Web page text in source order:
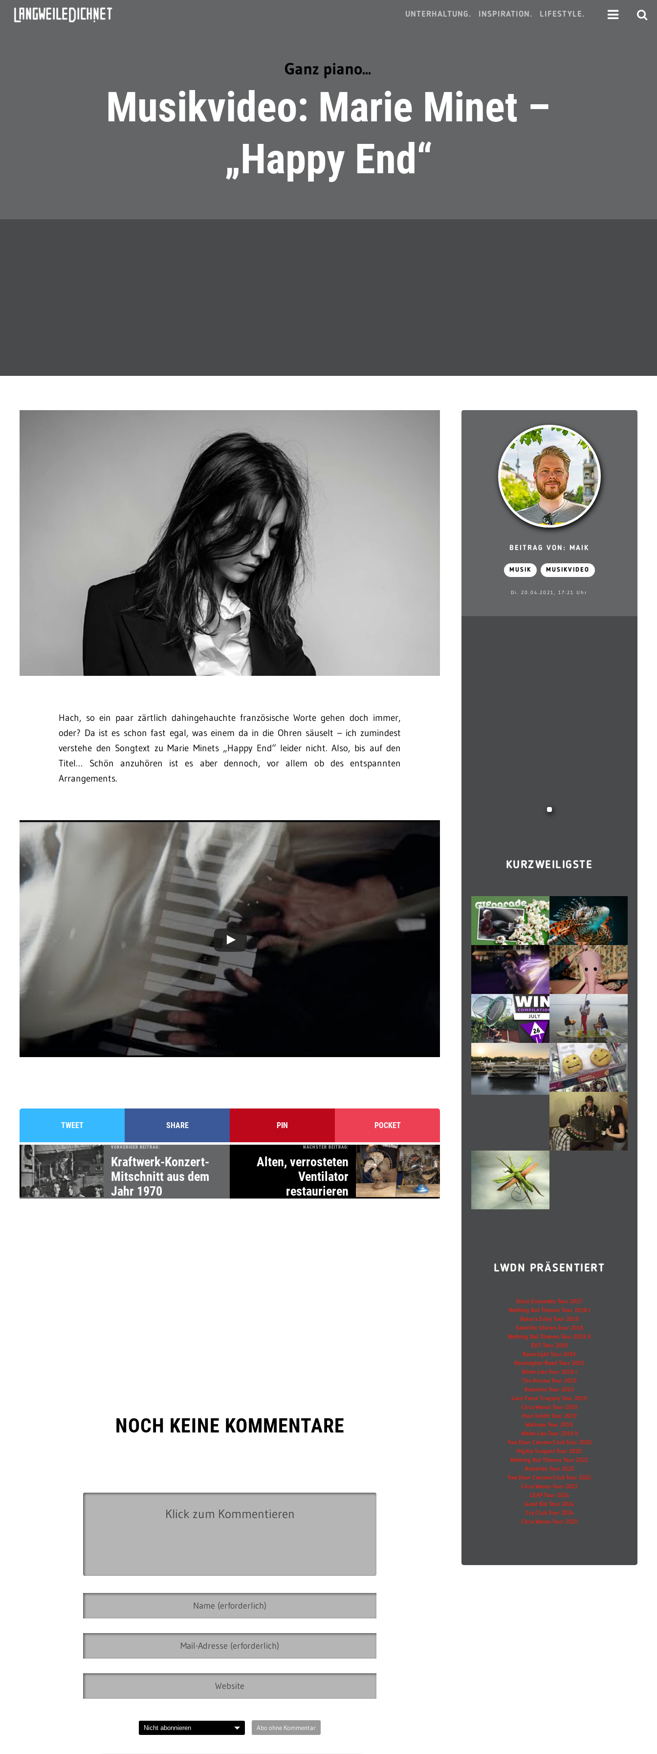
UNTERHALTUNG. INSPIRATION. LIFESTYLE.
Ganz piano...
Musikvideo: Marie Minet –
„Happy End“
Hach, so ein paar zärtlich dahingehauchte französische Worte gehen doch immer,
oder? Da ist es schon fast egal, was einem da in die Ohren säuselt – ich zumindest
verstehe den Songtext zu Marie Minets „Happy End“ leider nicht. Also, bis auf den
Titel… Schön anzuhören ist es aber dennoch, vor allem ob des entspannten
Arrangements.
TWEET SHARE PIN POCKET
VORHERIGER BEITRAG:
Kraftwerk-Konzert-
Mitschnitt aus dem
Jahr 1970
NÄCHSTER BEITRAG:
Alten, verrosteten
Ventilator
restaurieren
NOCH KEINE KOMMENTARE
Abo ohne Kommentar
BEITRAG VON: MAIK
MUSIK MUSIKVIDEO
Di. 20.04.2021, 17:21 Uhr
KURZWEILIGSTE
LWDN PRÄSENTIERT
Disco Ensemble Tour 2017
Nothing But Thieves Tour 2018 I
Bakers Eddy Tour 2018
Satellite Stories Tour 2018
Nothing But Thieves Tour 2018 II
EUT Tour 2018
Razorlight Tour 2019
Kensington Road Tour 2019
White Lies Tour 2019 I
The Hunna Tour 2019
Kodaline Tour 2019
Love Fame Tragedy Tour 2019
Circa Waves Tour 2019
Paul Smith Tour 2019
Wallows Tour 2019
White Lies Tour 2019 II
Two Door Cinema Club Tour 2020
Highly Suspect Tour 2020
Nothing But Thieves Tour 2022
Kodaline Tour 2022
Two Door Cinema Club Tour 2022
Circa Waves Tour 2023
LEAP Tour 2024
Good Kid Tour 2024
Cry Club Tour 2024
Circa Waves Tour 2025